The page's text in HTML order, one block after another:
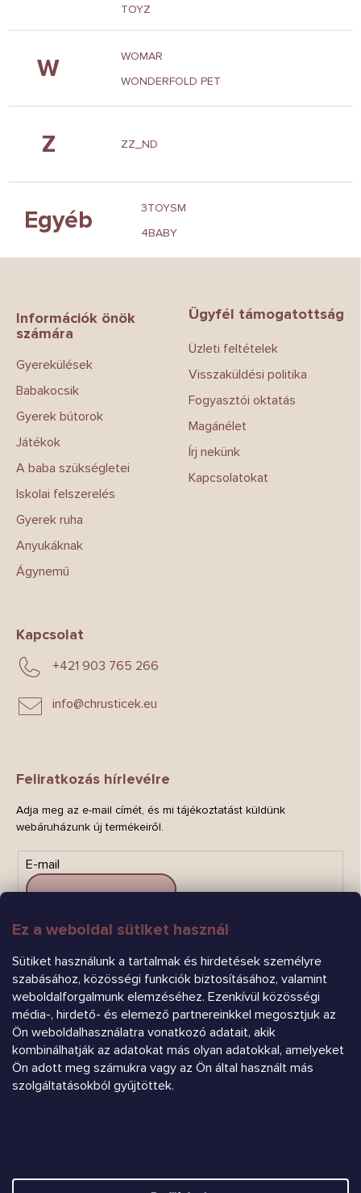
Ez a weboldal sütiket használ
Sütiket használunk a tartalmak és hirdetések személyre
szabásához, közösségi funkciók biztosításához, valamint
weboldalforgalmunk elemzéséhez. Ezenkívül közösségi
média-, hirdető- és elemező partnereinkkel megosztjuk az
Ön weboldalhasználatra vonatkozó adatait, akik
kombinálhatják az adatokat más olyan adatokkal, amelyeket
Ön adott meg számukra vagy az Ön által használt más
szolgáltatásokból gyűjtöttek.
TOYZ
W
WOMAR
WONDERFOLD PET
Z ZZ_ND
Egyéb
3TOYSM
4BABY
Információk önök
számára
Gyerekülések
Babakocsik
Gyerek bútorok
Játékok
A baba szükségletei
Iskolai felszerelés
Gyerek ruha
Anyukáknak
Ágynemű
Ügyfél támogatottság
Üzleti feltételek
Visszaküldési politika
Fogyasztói oktatás
Magánélet
Írj nekünk
Kapcsolatokat
Kapcsolat
info@chrusticek.eu
+421 903 765 266
Feliratkozás hírlevélre
Adja meg az e-mail címét, és mi tájékoztatást küldünk
webáruházunk új termékeiről.
E-mail
FELIRATKOZÁS
Árukereső.hu